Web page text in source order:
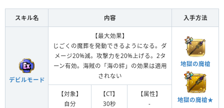
スキル名 内容 入手方法
デビルモード
【最大効果】
じごくの魔葬を発動できるようになる。ダ
メージ20%減。攻撃力を20%上げる。2タ
ーン有効。海賊の「海の絆」の効果は適用
されない
地獄の魔槍
地獄の魔槍★
【対象】
自分
【CT】
30秒
【属性】
-